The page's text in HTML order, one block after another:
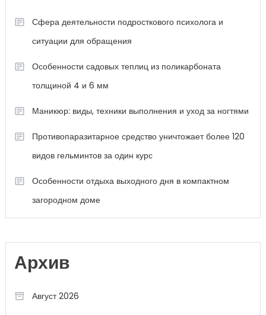
Сфера деятельности подросткового психолога и
ситуации для обращения
Особенности садовых теплиц из поликарбоната
толщиной 4 и 6 мм
Маникюр: виды, техники выполнения и уход за ногтями
Противопаразитарное средство уничтожает более 120
видов гельминтов за один курс
Особенности отдыха выходного дня в компактном
загородном доме
Архив
Август 2026